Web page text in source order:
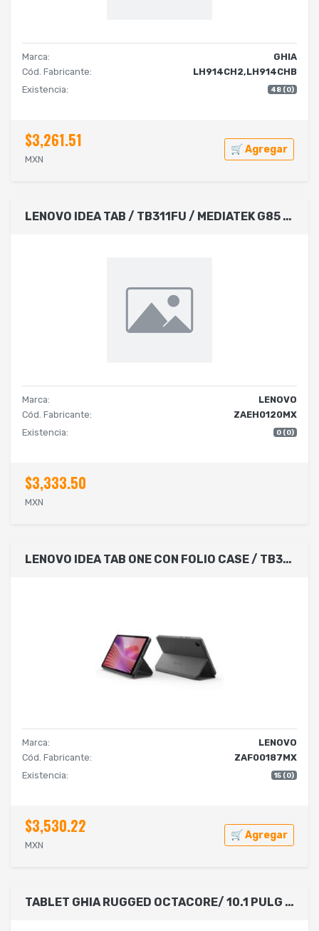
Marca:
GHIA
Cód. Fabricante:
LH914CH2,LH914CHB
Existencia:
48 (0)
$3,261.51
MXN
🛒 Agregar
LENOVO IDEA TAB / TB311FU / MEDIATEK G85 2.0 GHZ / 4GB RAM / 64GB SSD / 10.1 WUXGA 1920X1200 / COLOR LUNA GREY / ANDROID 14 / 1YR CENTRO DE SERVICIO
Marca:
LENOVO
Cód. Fabricante:
ZAEH0120MX
Existencia:
0 (0)
$3,333.50
MXN
LENOVO IDEA TAB ONE CON FOLIO CASE / TB305FU / ZAF00187MX / MEDIATEK HELIO G85 8C 2.0GHZ / 4GB RAM / 128GB / 8.7 HD 1340X800 / LUNA GREY / ANDROID 14 / 1YRCS
Marca:
LENOVO
Cód. Fabricante:
ZAF00187MX
Existencia:
15 (0)
$3,530.22
MXN
🛒 Agregar
TABLET GHIA RUGGED OCTACORE/ 10.1 PULG IPS /4GB RAM/256GB /2CAM 5MP 8MP/WIFI DUAL BAND/BLUETOOTH/10,000MAH/ANDROID 13 / TECLADO BT CON FOLDER Y FUNDA/ CORREA DE MANO/ PLUMA STYLUS Y CABLE OTG USB C A